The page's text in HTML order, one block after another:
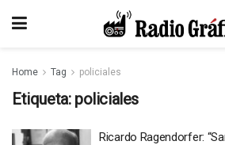
Home Tag policiales
Etiqueta: policiales
Ricardo Ragendorfer: